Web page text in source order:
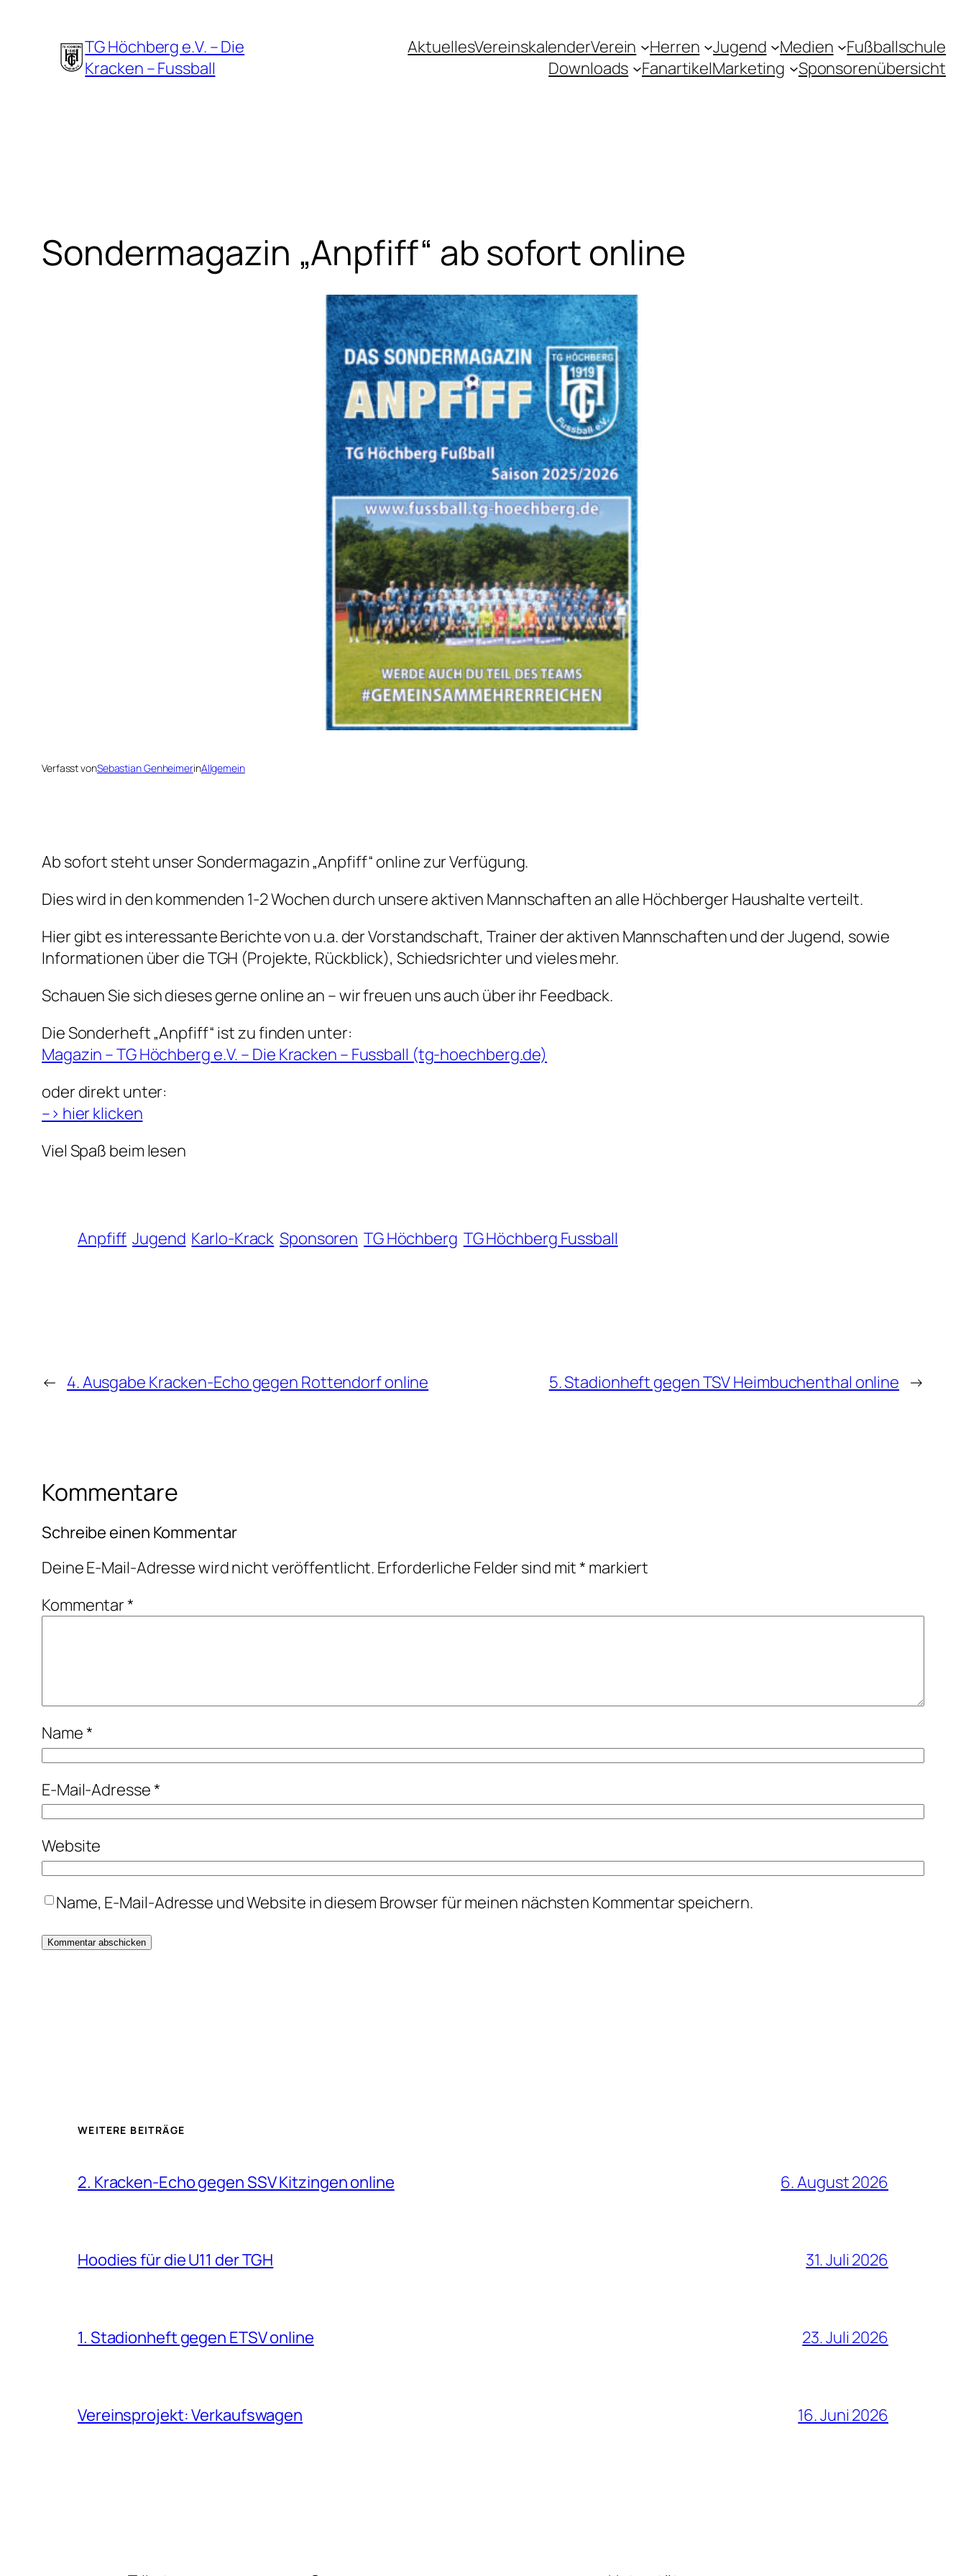
springen
TG Höchberg e.V. – Die
Kracken – Fussball
AktuellesVereinskalenderVerein Herren Jugend Medien
Fußballschule
Downloads
FanartikelMarketing Sponsorenübersicht
Sondermagazin „Anpfiff“ ab sofort online
Verfasst vonSebastian GenheimerinAllgemein
Ab sofort steht unser Sondermagazin „Anpfiff“ online zur Verfügung.
Dies wird in den kommenden 1-2 Wochen durch unsere aktiven Mannschaften an alle Höchberger Haushalte verteilt.
Hier gibt es interessante Berichte von u.a. der Vorstandschaft, Trainer der aktiven Mannschaften und der Jugend, sowie
Informationen über die TGH (Projekte, Rückblick), Schiedsrichter und vieles mehr.
Schauen Sie sich dieses gerne online an – wir freuen uns auch über ihr Feedback.
Die Sonderheft „Anpfiff“ ist zu finden unter:
Magazin – TG Höchberg e.V. – Die Kracken – Fussball (tg-hoechberg.de)
oder direkt unter:
–> hier klicken
Viel Spaß beim lesen
Anpfiff Jugend Karlo-Krack Sponsoren TG Höchberg TG Höchberg Fussball
← 4. Ausgabe Kracken-Echo gegen Rottendorf online 5. Stadionheft gegen TSV Heimbuchenthal online →
Kommentare
Schreibe einen Kommentar
Deine E-Mail-Adresse wird nicht veröffentlicht. Erforderliche Felder sind mit* markiert
Kommentar*
Name*
E-Mail-Adresse*
Website
Name, E-Mail-Adresse und Website in diesem Browser für meinen nächsten Kommentar speichern.
WEITERE BEITRÄGE
2. Kracken-Echo gegen SSV Kitzingen online 6. August 2026
Hoodies für die U11 der TGH 31. Juli 2026
1. Stadionheft gegen ETSV online 23. Juli 2026
Vereinsprojekt: Verkaufswagen 16. Juni 2026